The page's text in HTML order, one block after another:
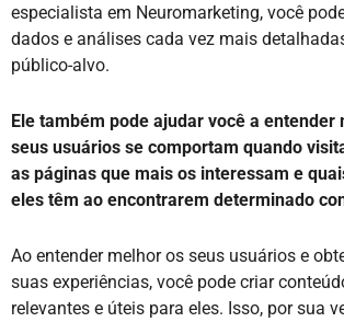
especialista em Neuromarketing, você
dados e análises cada vez mais
público-alvo.
Ele também pode ajudar você a entender
seus usuários se comportam quando
as páginas que mais os interessam e
eles têm ao encontrarem determinado
Ao entender melhor os seus usuários e
suas experiências, você pode criar
relevantes e úteis para eles. Isso, por sua